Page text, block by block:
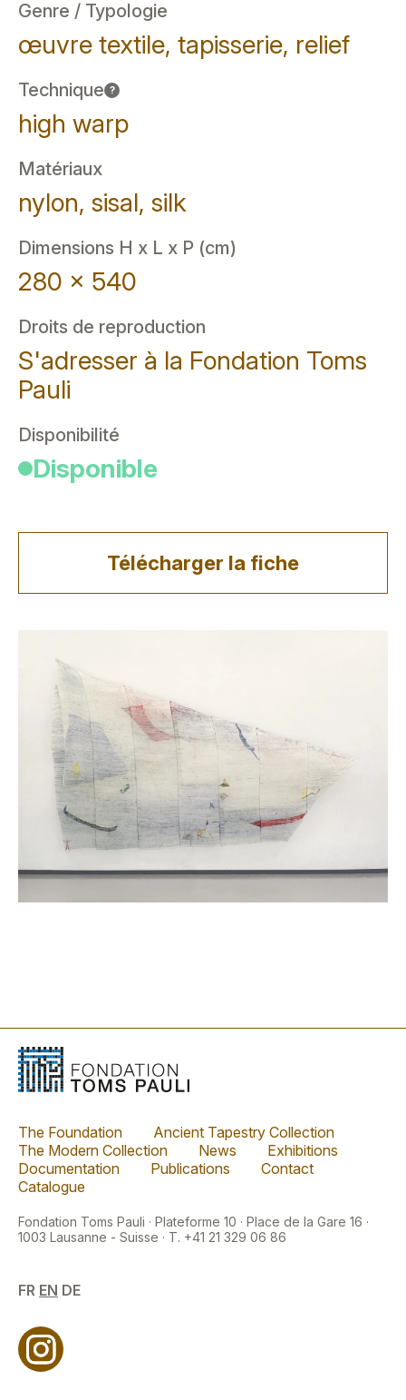
Genre / Typologie
œuvre textile, tapisserie, relief
Technique ?
high warp
Matériaux
nylon, sisal, silk
Dimensions H x L x P (cm)
280 x 540
Droits de reproduction
S'adresser à la Fondation Toms
Pauli
Disponibilité
Disponible
Télécharger la fiche
The Foundation
Ancient Tapestry Collection
The Modern Collection
News
Exhibitions
Documentation
Publications
Contact
Catalogue
Fondation Toms Pauli · Plateforme 10 · Place de la Gare 16 ·
1003 Lausanne - Suisse · T. +41 21 329 06 86
FR EN DE